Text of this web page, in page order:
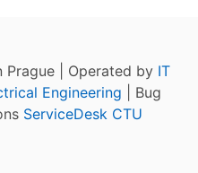
| Operated by IT
Engineering | Bug
ServiceDesk CTU